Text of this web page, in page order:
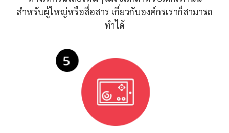
สำหรับผู้ใหญ่หรือสื่อสาร เกี่ยวกับองค์กรเราก็สามารถ
ทำได้